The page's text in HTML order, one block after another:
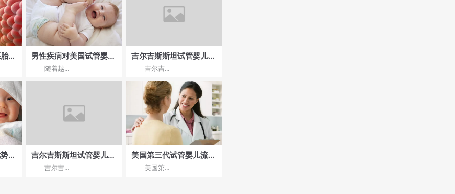
男性疾病对美国试管婴儿
成功率的影响
随着越...
吉尔吉斯斯坦试管婴儿机
构的全面介绍与成功分享
吉尔吉...
有
吉尔吉斯斯坦试管婴儿费
用透明度分析：经济实惠
的选择提供哪些保障？
吉尔吉...
美国第三代试管婴儿流程
是怎样的?
美国第...